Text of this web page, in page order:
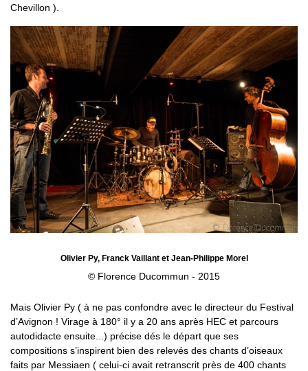
Chevillon ).
Olivier Py, Franck Vaillant et Jean-Philippe Morel
© Florence Ducommun - 2015
Mais Olivier Py ( à ne pas confondre avec le directeur du Festival
d’Avignon ! Virage à 180° il y a 20 ans après HEC et parcours
autodidacte ensuite...) précise dés le départ que ses
compositions s’inspirent bien des relevés des chants d’oiseaux
faits par Messiaen ( celui-ci avait retranscrit près de 400 chants